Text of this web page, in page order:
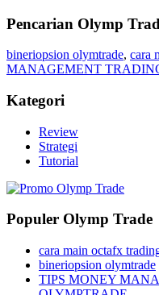
Pencarian Olymp
bineriopsion olymtrade, cara
MANAGEMENT
Kategori
Review
Strategi
Tutorial
Populer Olymp Trade
cara main octafx
bineriopsion olymtrade
TIPS MONEY